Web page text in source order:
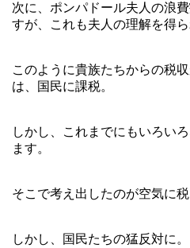
次に、ポンパドール夫人の浪
すが、これも夫人の理解を得ら
このように貴族たちからの税
は、国民に課税。
しかし、これまでにもいろい
ます。
そこで考え出したのが空気に
しかし、国民たちの猛反対に。